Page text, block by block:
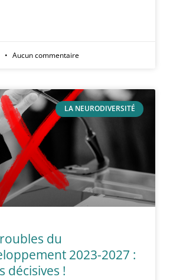
Aucun commentaire
LA NEURODIVERSITÉ
du
2023-2027 :
décisives !